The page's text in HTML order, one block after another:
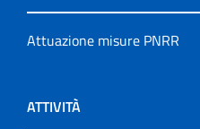
Attuazione misure PNRR
ATTIVITÀ